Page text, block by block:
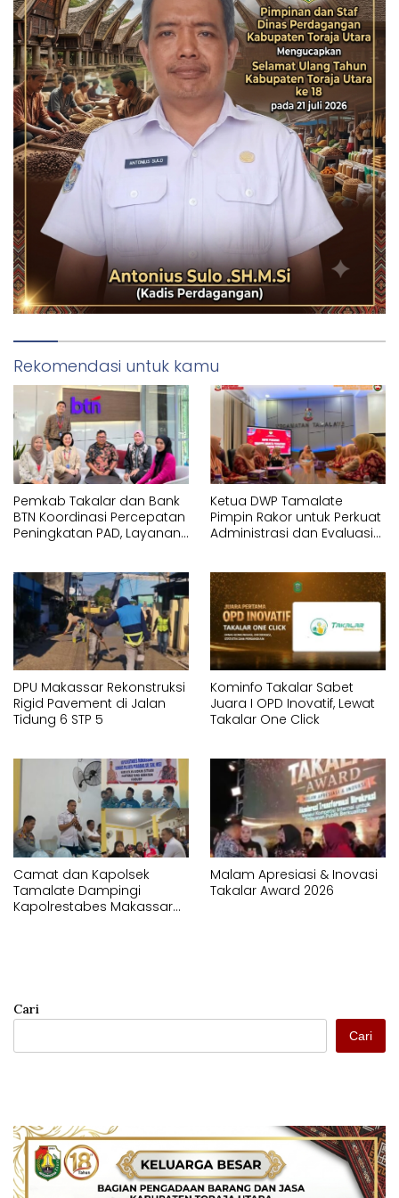
Rekomendasi untuk kamu
Pemkab Takalar dan Bank
BTN Koordinasi Percepatan
Peningkatan PAD, Layanan
Ketua DWP Tamalate
Pimpin Rakor untuk Perkuat
Administrasi dan Evaluasi
DPU Makassar Rekonstruksi
Rigid Pavement di Jalan
Tidung 6 STP 5
Kominfo Takalar Sabet
Juara I OPD Inovatif, Lewat
Takalar One Click
Camat dan Kapolsek
Tamalate Dampingi
Kapolrestabes Makassar
Malam Apresiasi & Inovasi
Takalar Award 2026
Cari
Cari